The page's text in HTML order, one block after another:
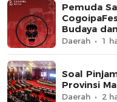
Pemuda
Budaya
Daerah 1
Soal
Provinsi
Daerah 2